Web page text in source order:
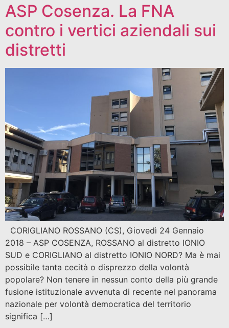
ASP Cosenza. La FNA
contro i vertici aziendali sui
distretti
CORIGLIANO ROSSANO (CS), Giovedì 24 Gennaio
2018 – ASP COSENZA, ROSSANO al distretto IONIO
SUD e CORIGLIANO al distretto IONIO NORD? Ma è mai
possibile tanta cecità o disprezzo della volontà
popolare? Non tenere in nessun conto della più grande
fusione istituzionale avvenuta di recente nel panorama
nazionale per volontà democratica del territorio
significa […]